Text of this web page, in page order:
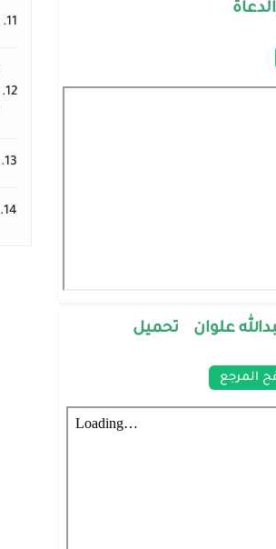
علوان تحميل
المرجع
11.
12.
13.
14.